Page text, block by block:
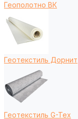
Геополотно ВК
Геотекстиль Дорнит
Геотекстиль G-Tex